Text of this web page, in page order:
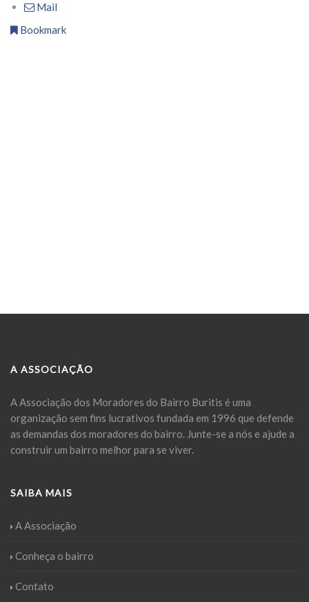
Mail
Bookmark
A ASSOCIAÇÃO
A Associação dos Moradores do Bairro Buritis é uma
organização sem fins lucrativos fundada em 1996 que defende
as demandas dos moradores do bairro. Junte-se a nós e ajude a
construir um bairro melhor para se viver.
SAIBA MAIS
A Associação
Conheça o bairro
Contato